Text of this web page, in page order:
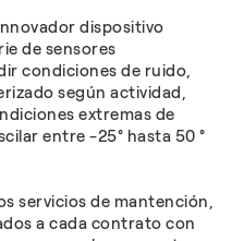
dispositivo
de sensores
condiciones de ruido,
según actividad,
extremas de
entre -25° hasta 50 °
servicios de mantención,
a cada contrato con